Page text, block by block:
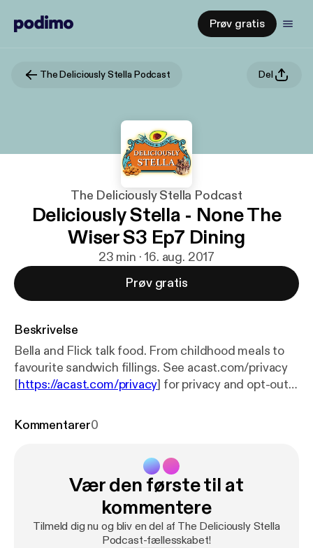
Prøv gratis
The Deliciously Stella Podcast Del
The Deliciously Stella Podcast
Deliciously Stella - None The
Wiser S3 Ep7 Dining
23 min · 16. aug. 2017
Prøv gratis
Beskrivelse
Bella and Flick talk food. From childhood meals to
favourite sandwich fillings. See acast.com/privacy
[https://acast.com/privacy] for privacy and opt-out
Kommentarer0
Vær den første til at
kommentere
Tilmeld dig nu og bliv en del af The Deliciously Stella
Podcast-fællesskabet!